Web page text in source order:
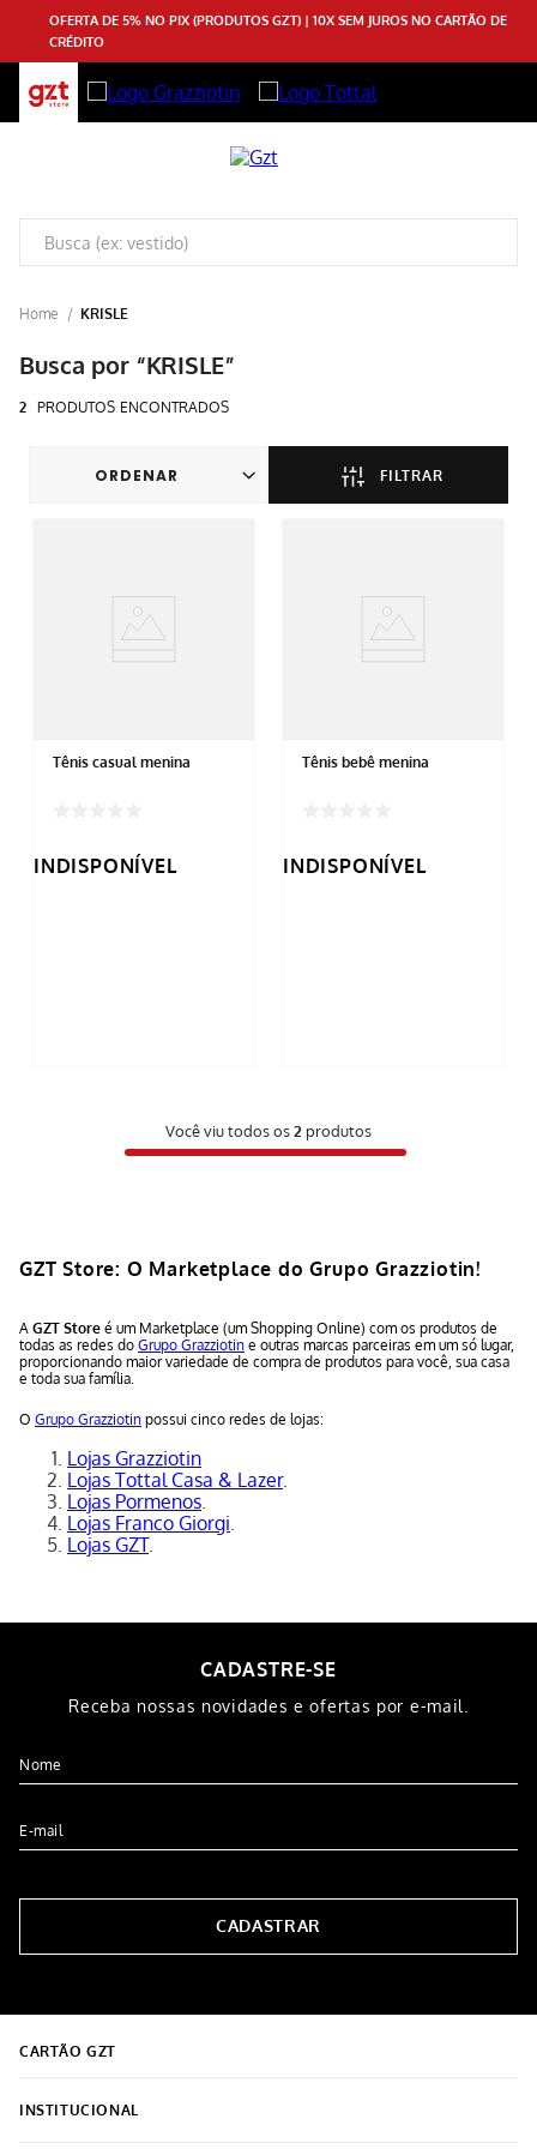
OFERTA DE 5% NO PIX (PRODUTOS GZT) | 10X SEM JUROS NO CARTÃO DE
CRÉDITO
KRISLE
KRISLE
2 PRODUTOS
FILTRAR
Tênis casual menina
INDISPONÍVEL
Tênis bebê menina
INDISPONÍVEL
Você viu todos os2 produtos
GZT Store: O Marketplace do Grupo Grazziotin!
A GZT Store é um Marketplace (um Shopping Online) com os produtos de
todas as redes do Grupo Grazziotin e outras marcas parceiras em um só lugar,
proporcionando maior variedade de compra de produtos para você, sua casa
e toda sua família.
O Grupo Grazziotin possui cinco redes de lojas:
Lojas Grazziotin
Lojas Tottal Casa & Lazer.
Lojas Pormenos
Lojas Franco Giorgi
Lojas GZT.
CADASTRE-SE
Receba nossas novidades e ofertas por e-mail.
CADASTRAR
CARTÃO GZT
INSTITUCIONAL